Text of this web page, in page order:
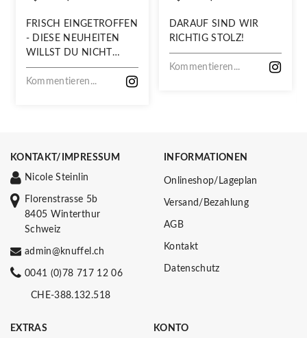
FRISCH EINGETROFFEN
- DIESE NEUHEITEN
WILLST DU NICHT
VERPASSEN!
Kommentieren...
DARAUF SIND WIR
RICHTIG STOLZ!
Kommentieren...
KONTAKT/IMPRESSUM
Nicole Steinlin
Florenstrasse 5b
8405 Winterthur
Schweiz
admin@knuffel.ch
0041 (0)78 717 12 06
CHE-388.132.518
INFORMATIONEN
Onlineshop/Lageplan
Versand/Bezahlung
AGB
Kontakt
Datenschutz
EXTRAS KONTO